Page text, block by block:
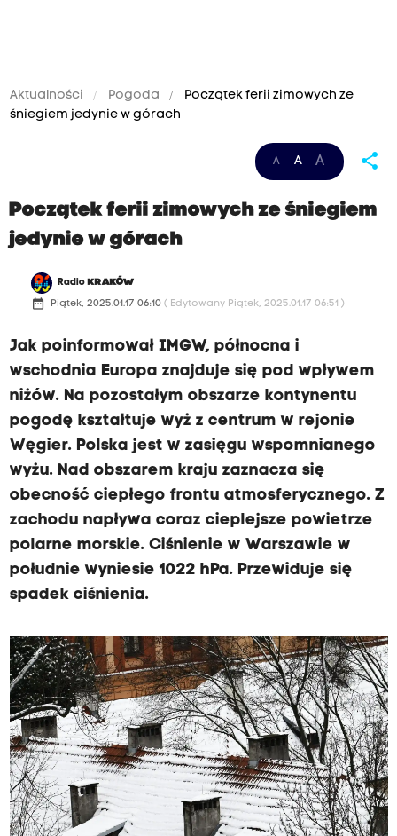
Aktualności Pogoda
Początek ferii zimowych ze
śniegiem jedynie w górach
A A A share
Początek ferii zimowych ze śniegiem
jedynie w górach
Radio KRAKÓW
date_range Piątek, 2025.01.17 06:10 ( Edytowany Piątek, 2025.01.17 06:51 )
Jak poinformował IMGW, północna i
wschodnia Europa znajduje się pod wpływem
niżów. Na pozostałym obszarze kontynentu
pogodę kształtuje wyż z centrum w rejonie
Węgier. Polska jest w zasięgu wspomnianego
wyżu. Nad obszarem kraju zaznacza się
obecność ciepłego frontu atmosferycznego. Z
zachodu napływa coraz cieplejsze powietrze
polarne morskie. Ciśnienie w Warszawie w
południe wyniesie 1022 hPa. Przewiduje się
spadek ciśnienia.